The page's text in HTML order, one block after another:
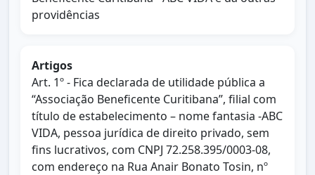
providências
Artigos
Art. 1º - Fica declarada de utilidade pública a
“Associação Beneficente Curitibana”, filial com
título de estabelecimento – nome fantasia -ABC
VIDA, pessoa jurídica de direito privado, sem
fins lucrativos, com CNPJ 72.258.395/0003-08,
com endereço na Rua Anair Bonato Tosin, nº